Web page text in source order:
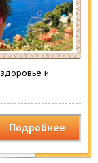
и
Подробнее